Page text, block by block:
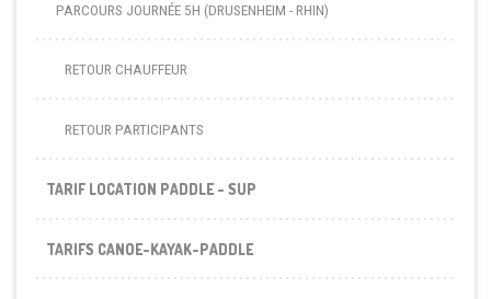
PARCOURS JOURNÉE 5H (DRUSENHEIM - RHIN)
RETOUR CHAUFFEUR
RETOUR PARTICIPANTS
TARIF LOCATION PADDLE - SUP
TARIFS CANOE-KAYAK-PADDLE